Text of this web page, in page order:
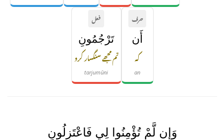
حرف
أَن
کہ
an
فعل
تَرْجُمُونِ
تم مجھے سنگسار کرو
tarjumūni
وَإِن لَّمْ تُؤْمِنُوا لِي فَاعْتَزِلُونِ